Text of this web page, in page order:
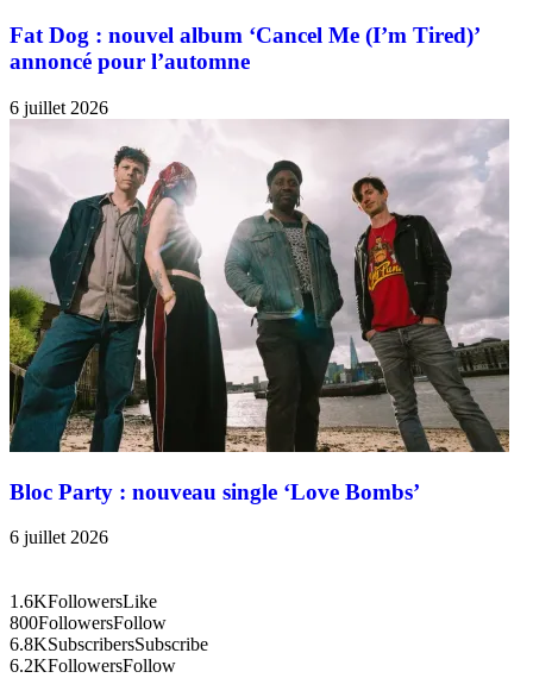
Fat Dog : nouvel album ‘Cancel Me (I’m Tired)’
annoncé pour l’automne
6 juillet 2026
Bloc Party : nouveau single ‘Love Bombs’
6 juillet 2026
1.6KFollowersLike
800FollowersFollow
6.8KSubscribersSubscribe
6.2KFollowersFollow